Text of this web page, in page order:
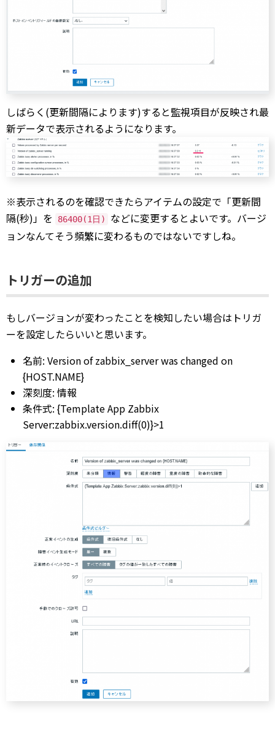
しばらく(更新間隔によります)すると監視項目が反映され最
新データで表示されるようになります。
※表示されるのを確認できたらアイテムの設定で「更新間
隔(秒)」を
86400(1日)
などに変更するとよいです。バージ
ョンなんてそう頻繁に変わるものではないですしね。
トリガーの追加
もしバージョンが変わったことを検知したい場合はトリガ
ーを設定したらいいと思います。
名前: Version of zabbix_server was changed on
{HOST.NAME}
深刻度: 情報
条件式: {Template App Zabbix
Server:zabbix.version.diff(0)}>1